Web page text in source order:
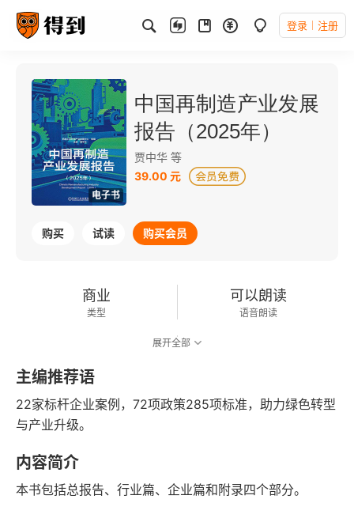
登录 注册
电子书
中国再制造产业发展
报告（2025年）
贾中华 等
39.00 元
购买 试读 购买会员
商业
类型
可以朗读
语音朗读
展开全部
主编推荐语
22家标杆企业案例，72项政策285项标准，助力绿色转型
与产业升级。
内容简介
本书包括总报告、行业篇、企业篇和附录四个部分。